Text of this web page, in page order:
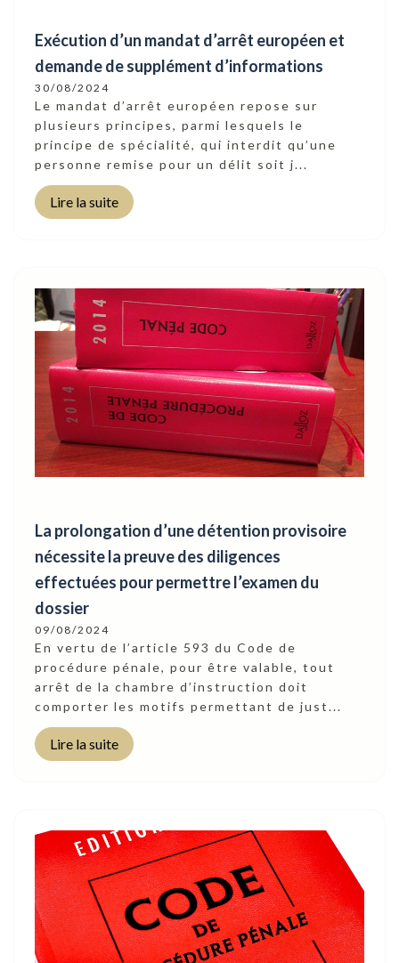
Exécution d’un mandat d’arrêt européen et
demande de supplément d’informations
30/08/2024
Le mandat d’arrêt européen repose sur
plusieurs principes, parmi lesquels le
principe de spécialité, qui interdit qu’une
personne remise pour un délit soit j...
Lire la suite
La prolongation d’une détention provisoire
nécessite la preuve des diligences
effectuées pour permettre l’examen du
dossier
09/08/2024
En vertu de l’article 593 du Code de
procédure pénale, pour être valable, tout
arrêt de la chambre d’instruction doit
comporter les motifs permettant de just...
Lire la suite